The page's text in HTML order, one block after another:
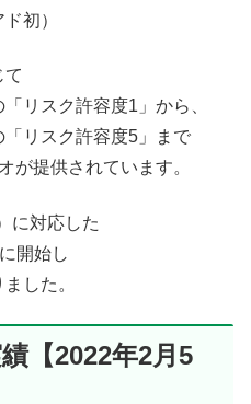
初）
て
リスク許容度1」から、
リスク許容度5」まで
が提供されています。
に対応した
開始し
した。
【2022年2月5